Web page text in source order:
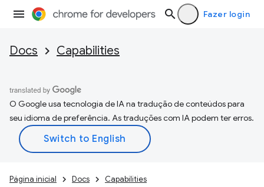
Fazer login
Docs Capabilities
O Google usa tecnologia de IA na tradução de conteúdos para
seu idioma de preferência. As traduções com IA podem ter erros.
Página inicial Docs Capabilities